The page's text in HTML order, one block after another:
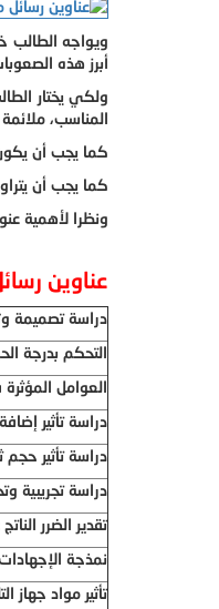
ويواجه الطالب
أبرز هذه
ولكي يختار
المناسب،
كما يجب أن يكون
كما يجب أن
ونظرا لأهمية
عناوين
دراسة تصميمة
التحكم بدرجة
العوامل
دراسة تأثير
دراسة تأثير
دراسة تجريبية
تقدير الضرر
نمذجة الإجهادات
تأثير مواد جهاز